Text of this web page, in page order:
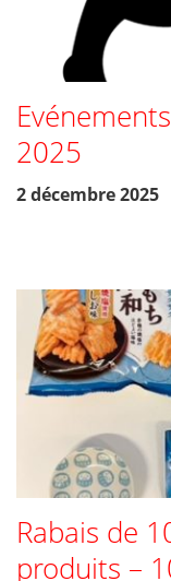
2025
2 décembre 2025
Rabais de
produits –